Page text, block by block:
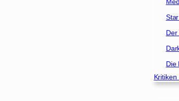
Der
Die
Kritiken